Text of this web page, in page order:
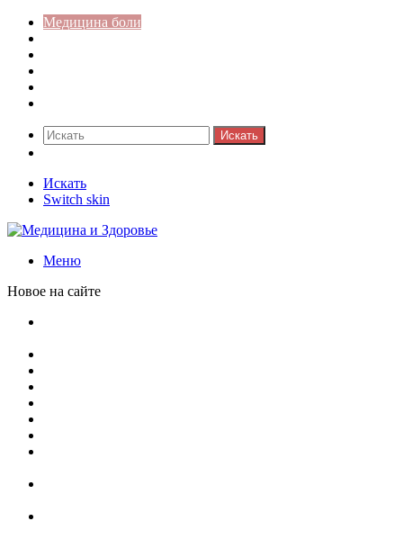
Медицина боли
Искать
Искать
Switch skin
Меню
Новое на сайте